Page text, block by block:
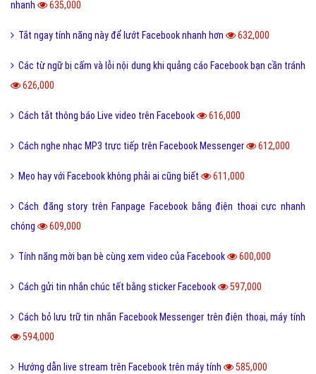
nhanh
635,000
Tắt ngay tính năng này để lướt Facebook nhanh hơn 632,000
Các từ ngữ bị cấm và lỗi nội dung khi quảng cáo Facebook bạn cần tránh
626,000
Cách tắt thông báo Live video trên Facebook 616,000
Cách nghe nhạc MP3 trực tiếp trên Facebook Messenger 612,000
Mẹo hay với Facebook không phải ai cũng biết 611,000
Cách đăng story trên Fanpage Facebook bằng điện thoại cực nhanh
chóng
609,000
Tính năng mời bạn bè cùng xem video của Facebook 600,000
Cách gửi tin nhắn chúc tết bằng sticker Facebook 597,000
Cách bỏ lưu trữ tin nhắn Facebook Messenger trên điện thoại, máy tính
594,000
Hướng dẫn live stream trên Facebook trên máy tính 585,000